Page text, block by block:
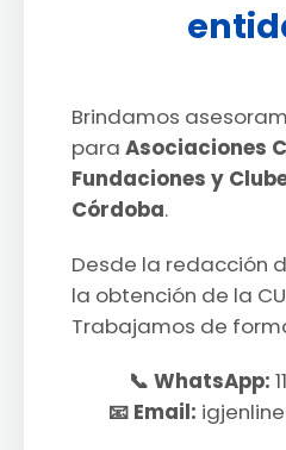
Brindamos
para Asociaciones
Fundaciones y
Córdoba.
Desde la redacción
la obtención de la
Trabajamos de
📞 WhatsApp:
📧 Email: